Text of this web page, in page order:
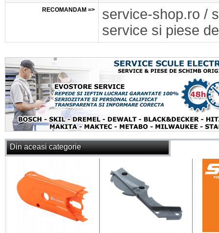
RECOMANDAM =>
service-shop.ro /
service si piese
Din aceasi categorie